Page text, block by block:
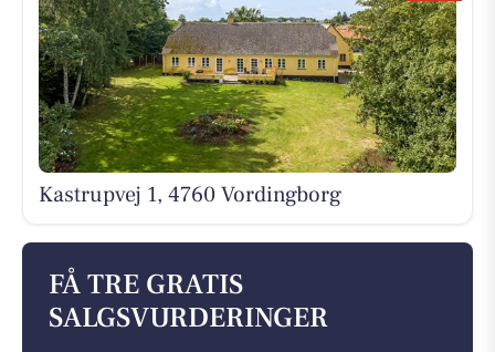
Kastrupvej 1, 4760 Vordingborg
FÅ TRE GRATIS
SALGSVURDERINGER